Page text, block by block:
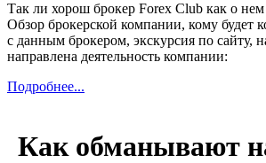
Так ли хорош брокер Forex Club как о нем
Обзор брокерской компании, кому будет
с данным брокером, экскурсия по сайту,
направлена деятельность компании:
Подробнее...
Как обманывают